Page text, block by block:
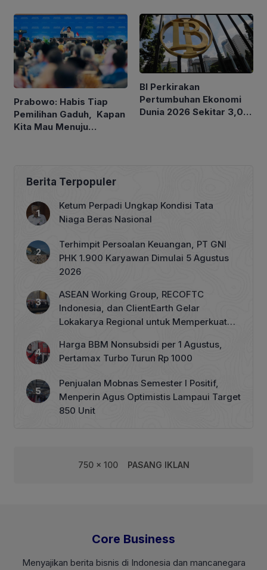
GT
Prabowo: Habis Tiap
Pemilihan Gaduh, Kapan
Kita Mau Menuju
BI Perkirakan
Pertumbuhan Ekonomi
Dunia 2026 Sekitar 3,0
Berita Terpopuler
Ketum Perpadi Ungkap Kondisi Tata
Niaga Beras Nasional
Terhimpit Persoalan Keuangan, PT GNI
PHK 1.900 Karyawan Dimulai 5 Agustus
2026
ASEAN Working Group, RECOFTC
Indonesia, dan ClientEarth Gelar
Lokakarya Regional untuk Memperkuat
Harga BBM Nonsubsidi per 1 Agustus,
Pertamax Turbo Turun Rp 1000
Penjualan Mobnas Semester I Positif,
Menperin Agus Optimistis Lampaui Target
850 Unit
750 x 100 PASANG IKLAN
Core Business
Menyajikan berita bisnis di Indonesia dan mancanegara